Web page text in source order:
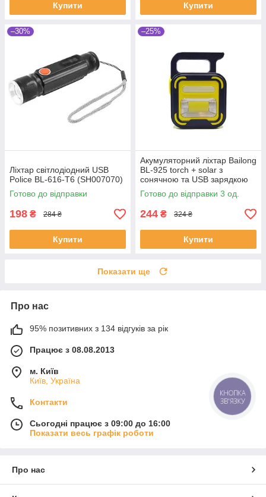
Купити Купити
–30%
Ліхтар світлодіодний USB
Police BL-616-T6 (SH007070)
Готово до відправки
198 ₴ 284 ₴
Купити
–25%
Акумуляторний ліхтар Bailong
BL-925 torch + solar з
сонячною та USB зарядкою
Yellow (SHiz14057)
Готово до відправки 3 од.
244 ₴ 324 ₴
Купити
Показати ще
Про нас
95% позитивних з 134 відгуків за рік
Працює з 08.08.2013
м. Київ
Київ, Україна
Контакти
Сьогодні працює з 09:00 до 16:00
Показати весь графік роботи
Про нас
КНОПКА
ЗВ'ЯЗКУ